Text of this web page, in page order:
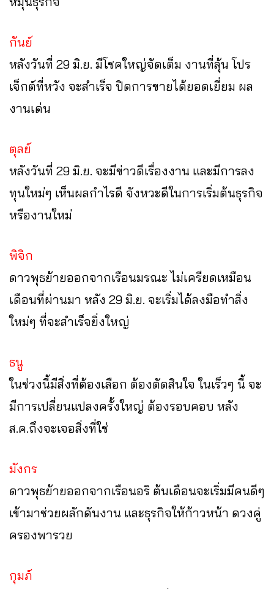
กันย์
หลังวันที่ 29 มิ.ย. มีโชคใหญ่จัดเต็ม งานที่ลุ้น โปร
เจ็กต์ที่หวัง จะสำเร็จ ปิดการขายได้ยอดเยี่ยม ผล
งานเด่น
ตุลย์
หลังวันที่ 29 มิ.ย. จะมีข่าวดีเรื่องงาน และมีการลง
ทุนใหม่ๆ เห็นผลกำไรดี จังหวะดีในการเริ่มต้นธุรกิจ
หรืองานใหม่
พิจิก
ดาวพุธย้ายออกจากเรือนมรณะ ไม่เครียดเหมือน
เดือนที่ผ่านมา หลัง 29 มิ.ย. จะเริ่มได้ลงมือทำสิ่ง
ใหม่ๆ ที่จะสำเร็จยิ่งใหญ่
ธนู
ในช่วงนี้มีสิ่งที่ต้องเลือก ต้องตัดสินใจ ในเร็วๆ นี้ จะ
มีการเปลี่ยนแปลงครั้งใหญ่ ต้องรอบคอบ หลัง
ส.ค.ถึงจะเจอสิ่งที่ใช่
มังกร
ดาวพุธย้ายออกจากเรือนอริ ต้นเดือนจะเริ่มมีคนดีๆ
เข้ามาช่วยผลักดันงาน และธุรกิจให้ก้าวหน้า ดวงคู่
ครองพารวย
กุมภ์